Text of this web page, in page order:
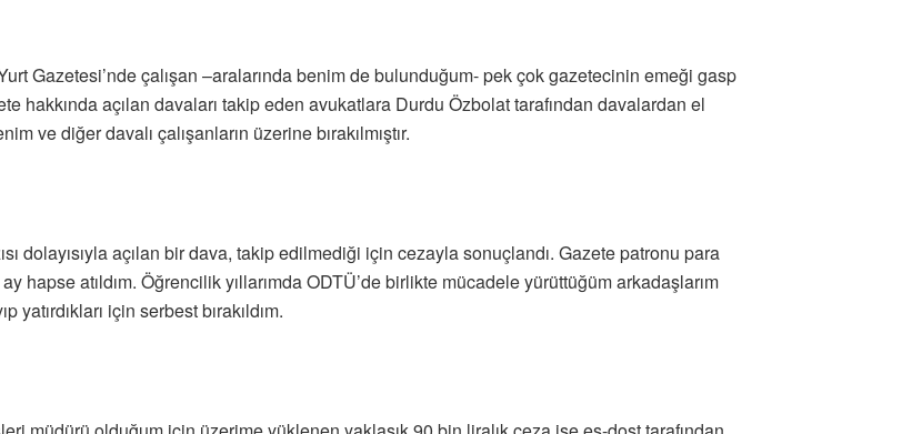
Gazetesi’nde çalışan –aralarında benim de bulunduğum- pek çok gazetecinin emeği gasp
hakkında açılan davaları takip eden avukatlara Durdu Özbolat tarafından davalardan el
ve diğer davalı çalışanların üzerine bırakılmıştır.
dolayısıyla açılan bir dava, takip edilmediği için cezayla sonuçlandı. Gazete patronu para
hapse atıldım. Öğrencilik yıllarımda ODTÜ’de birlikte mücadele yürüttüğüm arkadaşlarım
için serbest bırakıldım.